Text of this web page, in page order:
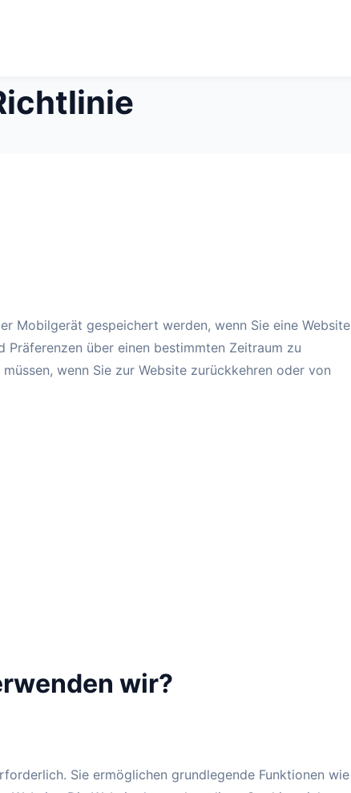
Mobilgerät gespeichert werden, wenn Sie eine Website
Präferenzen über einen bestimmten Zeitraum zu
wenn Sie zur Website zurückkehren oder von
wir?
Sie ermöglichen grundlegende Funktionen wie